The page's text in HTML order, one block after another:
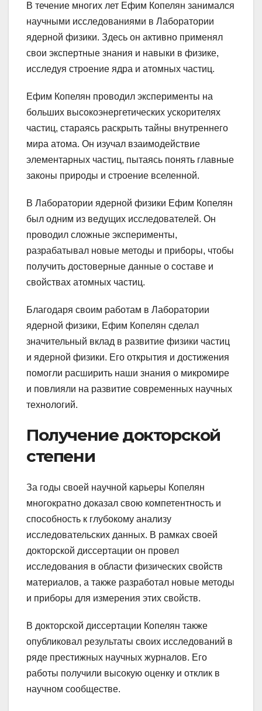
В течение многих лет Ефим Копелян занимался
научными исследованиями в Лаборатории
ядерной физики. Здесь он активно применял
свои экспертные знания и навыки в физике,
исследуя строение ядра и атомных частиц.
Ефим Копелян проводил эксперименты на
больших высокоэнергетических ускорителях
частиц, стараясь раскрыть тайны внутреннего
мира атома. Он изучал взаимодействие
элементарных частиц, пытаясь понять главные
законы природы и строение вселенной.
В Лаборатории ядерной физики Ефим Копелян
был одним из ведущих исследователей. Он
проводил сложные эксперименты,
разрабатывал новые методы и приборы, чтобы
получить достоверные данные о составе и
свойствах атомных частиц.
Благодаря своим работам в Лаборатории
ядерной физики, Ефим Копелян сделал
значительный вклад в развитие физики частиц
и ядерной физики. Его открытия и достижения
помогли расширить наши знания о микромире
и повлияли на развитие современных научных
технологий.
Получение докторской
степени
За годы своей научной карьеры Копелян
многократно доказал свою компетентность и
способность к глубокому анализу
исследовательских данных. В рамках своей
докторской диссертации он провел
исследования в области физических свойств
материалов, а также разработал новые методы
и приборы для измерения этих свойств.
В докторской диссертации Копелян также
опубликовал результаты своих исследований в
ряде престижных научных журналов. Его
работы получили высокую оценку и отклик в
научном сообществе.